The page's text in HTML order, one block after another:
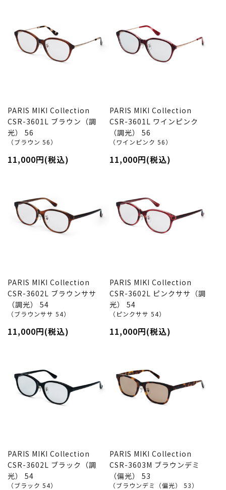
PARIS MIKI Collection
CSR-3601L ブラウン（調
光） 56
（ブラウン 56）
11,000円(税込)
PARIS MIKI Collection
CSR-3601L ワインピンク
（調光） 56
（ワインピンク 56）
11,000円(税込)
PARIS MIKI Collection
CSR-3602L ブラウンササ
（調光） 54
（ブラウンササ 54）
11,000円(税込)
PARIS MIKI Collection
CSR-3602L ピンクササ（調
光） 54
（ピンクササ 54）
11,000円(税込)
PARIS MIKI Collection
CSR-3602L ブラック（調
光） 54
（ブラック 54）
PARIS MIKI Collection
CSR-3603M ブラウンデミ
（偏光） 53
（ブラウンデミ（偏光） 53）